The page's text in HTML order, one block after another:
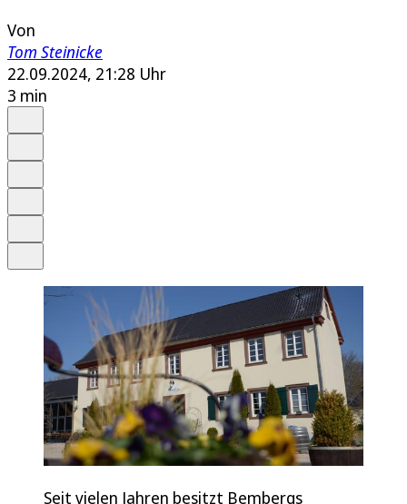
Von
Tom Steinicke
22.09.2024, 21:28 Uhr
3 min
Seit vielen Jahren besitzt Bembergs